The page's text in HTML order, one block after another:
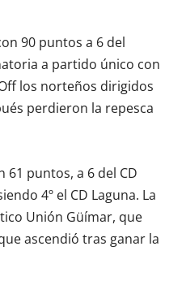
90 puntos a 6 del
a partido único con
los norteños dirigidos
perdieron la repesca
61 puntos, a 6 del CD
4º el CD Laguna. La
Unión Güímar, que
ascendió tras ganar la